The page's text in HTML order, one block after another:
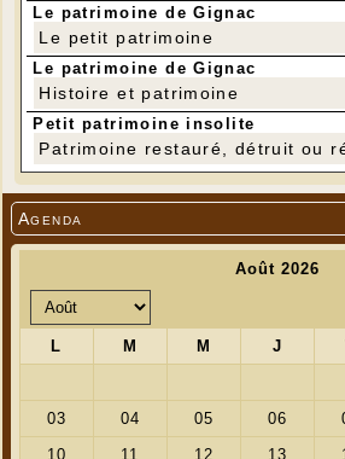
Agenda
dans la régulation des
sont elles qui, l'été, nous
moustiques. Une seule chauve-
ingurgiter plus de 600 en moins
Le patrimoine de Gignac
Le petit patrimoine
Le patrimoine de Gignac
Histoire et patrimoine
Petit patrimoine insolite
Patrimoine restauré, détruit ou